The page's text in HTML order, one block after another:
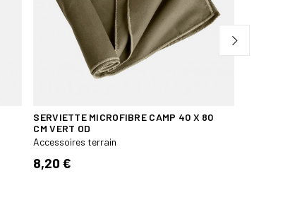
SERVIETTE MICROFIBRE CAMP 40 X 80
CM VERT OD
Accessoires terrain
8,20 €